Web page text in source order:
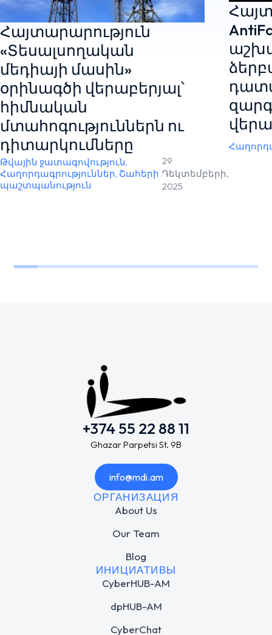
Հայտարարություն
«Տեսալսողական
մեդիայի մասին»
օրինագծի վերաբերյալ՝
հիմնական
մտահոգություններն ու
դիտարկումները
Թվային ջատագովություն,
Հաղորդագրություններ, Շահերի
պաշտպանություն
/
29
Դեկտեմբերի,
2025
+374 55 22 88 11
Ghazar Parpetsi St. 9B
info@mdi.am
ОРГАНИЗАЦИЯ
About Us
Our Team
Blog
ИНИЦИАТИВЫ
CyberHUB-AM
dpHUB-AM
CyberChat